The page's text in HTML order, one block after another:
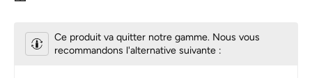
Ce produit va quitter notre gamme. Nous vous
recommandons l'alternative suivante :